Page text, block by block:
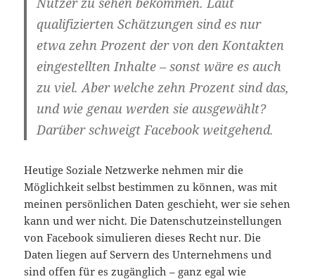
qualifizierten Schätzungen sind es nur
etwa zehn Prozent der von den Kontakten
eingestellten Inhalte – sonst wäre es auch
zu viel. Aber welche zehn Prozent sind das,
und wie genau werden sie ausgewählt?
Darüber schweigt Facebook weitgehend.
Heutige Soziale Netzwerke nehmen mir die
Möglichkeit selbst bestimmen zu können, was mit
meinen persönlichen Daten geschieht, wer sie sehen
kann und wer nicht. Die Datenschutzeinstellungen
von Facebook simulieren dieses Recht nur. Die
Daten liegen auf Servern des Unternehmens und
sind offen für es zugänglich – ganz egal wie